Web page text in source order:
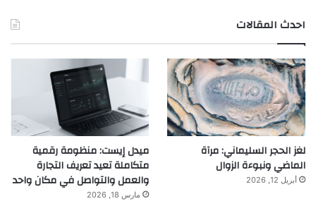
احدث المقالات
لغز الحجر السليماني: مرآة
الماضي ونبوءة الزوال
أبريل 12, 2026
ميدل إيست: منظومة رقمية
متكاملة تعيد تعريف التجارة
والعمل والتواصل في مكان واحد
مارس 18, 2026